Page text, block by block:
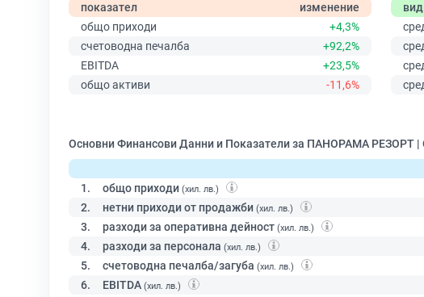
показател
изменение
общо приходи
+4,3%
счетоводна печалба
+92,2%
EBITDA
+23,5%
общо активи
-11,6%
Основни Финансови Данни и Показатели за ПАНОРАМА РЕЗОРТ
1.
общо приходи (хил. лв.)
2. нетни приходи от продажби (хил. лв.)
3. разходи за оперативна дейност (хил. лв.)
4. разходи за персонала (хил. лв.)
5. счетоводна печалба/загуба (хил. лв.)
6. EBITDA (хил. лв.)